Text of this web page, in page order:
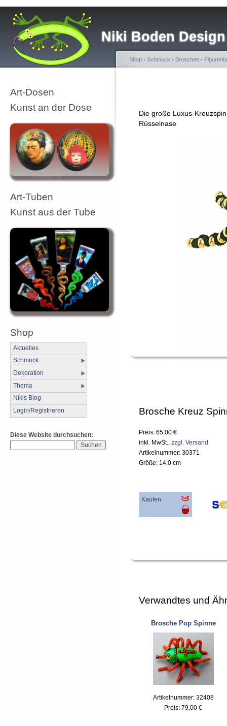
Niki Boden Design
Art-Dosen
Kunst an der Dose
Art-Tuben
Kunst aus der Tube
Shop
Aktuelles
Schmuck
Dekoration
Thema
Nikis Blog
Login/Registrieren
Diese Website durchsuchen:
Shop › Schmuck › Broschen ›
Die große Luxus-
Rüsselnase
Brosche Kreuz
Preis: 65,00 €
inkl. MwSt., zzgl. Versand
Artikelnummer: 30371
Größe: 14,0 cm
Kaufen
Verwandtes und
Brosche Pop Spinne
Artikelnummer: 32408
Preis: 79,00 €